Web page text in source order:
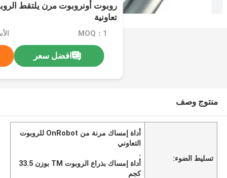
روبوت أونروبوت مرن يلتقط
تعاونية
MOQ：1
افضل سعر
منتوج وصف
تسليط الضوء:
أداة إمساك مرنة من OnRobot للروبوت
التعاوني
,
أداة إمساك بذراع الروبوت TM بوزن 33.5
كجم